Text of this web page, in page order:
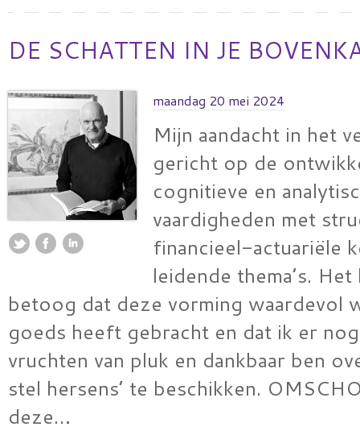
DE SCHATTEN IN JE
maandag 20 mei 2024
Mijn aandacht in het
gericht op de
cognitieve en
vaardigheden met
financieel-actuariële
leidende thema’s.
betoog dat deze vorming waardevol
goeds heeft gebracht en dat ik er
vruchten van pluk en dankbaar ben
stel hersens’ te beschikken.
deze…